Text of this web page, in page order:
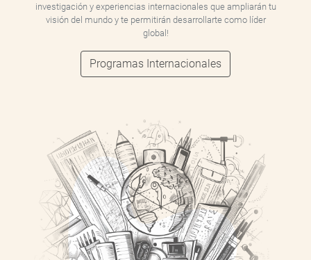
investigación y experiencias internacionales que ampliarán tu
visión del mundo y te permitirán desarrollarte como líder
global!
Programas Internacionales